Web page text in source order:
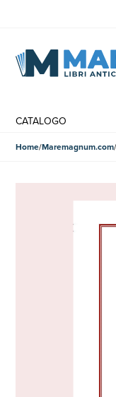
CATALOGO
Home Maremagnum.com